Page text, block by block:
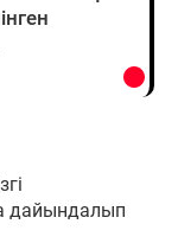
дайындалып